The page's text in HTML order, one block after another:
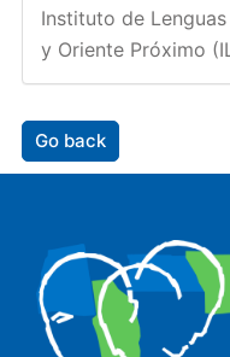
Instituto de
y Oriente Próximo
Go back